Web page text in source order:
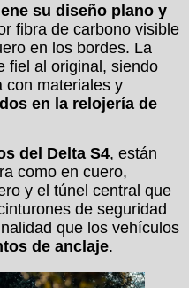
su diseño plano y
fibra de carbono visible
en los bordes. La
fiel al original, siendo
con materiales y
en la relojería de
del Delta S4, están
como en cuero,
y el túnel central que
de seguridad
que los vehículos
de anclaje.